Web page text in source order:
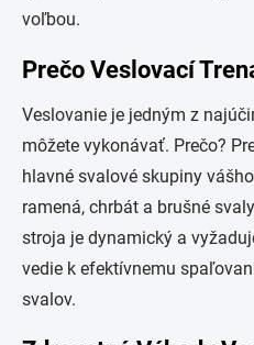
voľbou.
Prečo Veslovací
Veslovanie je jedným z
môžete vykonávať. Prečo?
hlavné svalové skupiny
ramená, chrbát a brušné
stroja je dynamický a
vedie k efektívnemu
svalov.